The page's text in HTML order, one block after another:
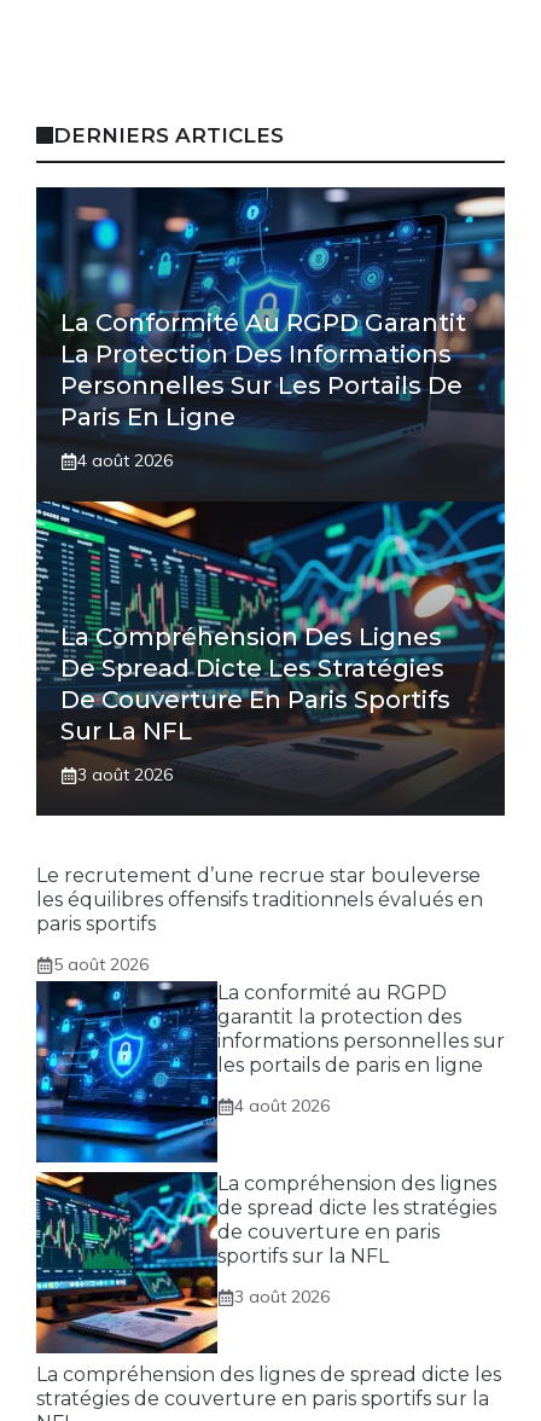
DERNIERS ARTICLES
La Conformité Au RGPD Garantit
La Protection Des Informations
Personnelles Sur Les Portails De
Paris En Ligne
4 août 2026
La Compréhension Des Lignes
De Spread Dicte Les Stratégies
De Couverture En Paris Sportifs
Sur La NFL
3 août 2026
Le recrutement d’une recrue star bouleverse
les équilibres offensifs traditionnels évalués en
paris sportifs
5 août 2026
La conformité au RGPD
garantit la protection des
informations personnelles sur
les portails de paris en ligne
4 août 2026
La compréhension des lignes
de spread dicte les stratégies
de couverture en paris
sportifs sur la NFL
3 août 2026
La compréhension des lignes de spread dicte les
stratégies de couverture en paris sportifs sur la